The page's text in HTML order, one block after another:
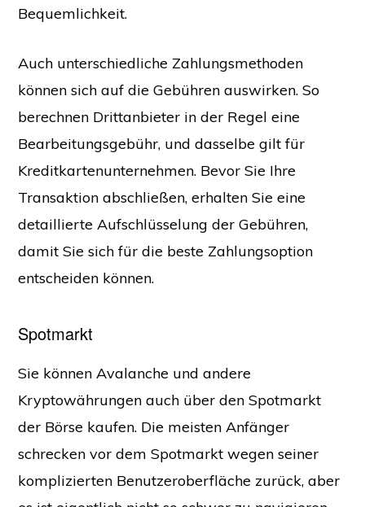
Bequemlichkeit.
Auch unterschiedliche Zahlungsmethoden
können sich auf die Gebühren auswirken. So
berechnen Drittanbieter in der Regel eine
Bearbeitungsgebühr, und dasselbe gilt für
Kreditkartenunternehmen. Bevor Sie Ihre
Transaktion abschließen, erhalten Sie eine
detaillierte Aufschlüsselung der Gebühren,
damit Sie sich für die beste Zahlungsoption
entscheiden können.
Spotmarkt
Sie können Avalanche und andere
Kryptowährungen auch über den Spotmarkt
der Börse kaufen. Die meisten Anfänger
schrecken vor dem Spotmarkt wegen seiner
komplizierten Benutzeroberfläche zurück, aber